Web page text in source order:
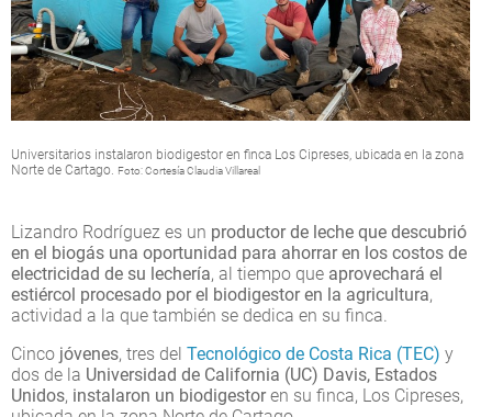
Universitarios instalaron biodigestor en finca Los Cipreses, ubicada en la zona
Norte de Cartago. Foto: Cortesía Claudia Villareal
Lizandro Rodríguez es un productor de leche que descubrió
en el biogás una oportunidad para ahorrar en los costos de
electricidad de su lechería, al tiempo que aprovechará el
estiércol procesado por el biodigestor en la agricultura,
actividad a la que también se dedica en su finca.
Cinco jóvenes, tres del Tecnológico de Costa Rica (TEC) y
dos de la Universidad de California (UC) Davis, Estados
Unidos, instalaron un biodigestoren su finca, Los Cipreses,